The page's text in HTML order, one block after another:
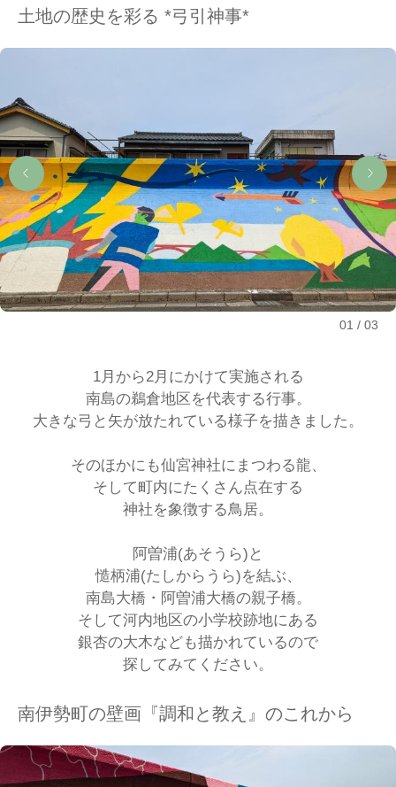
土地の歴史を彩る *弓引神事*
01 03
1月から2月にかけて実施される
南島の鵜倉地区を代表する行事。
大きな弓と矢が放たれている様子を描きました。
そのほかにも仙宮神社にまつわる龍、
そして町内にたくさん点在する
神社を象徴する鳥居。
阿曽浦(あそうら)と
慥柄浦(たしからうら)を結ぶ、
南島大橋・阿曽浦大橋の親子橋。
そして河内地区の小学校跡地にある
銀杏の大木なども描かれているので
探してみてください。
南伊勢町の壁画『調和と教え』のこれから